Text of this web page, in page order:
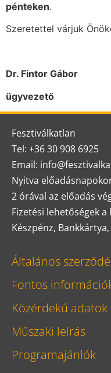
pénteken.
Szeretettel várjuk
Dr. Fintor Gábor
ügyvezető
Fesztiválkatlan
Tel: +36 30 908 6925
Email:
Nyitva
2 órával az előadás
Fizetési lehetőségek a
Készpénz, Bankkártya,
Általános
Fontos
Közérdekű adatok
Műszaki leírás
Programajánlók